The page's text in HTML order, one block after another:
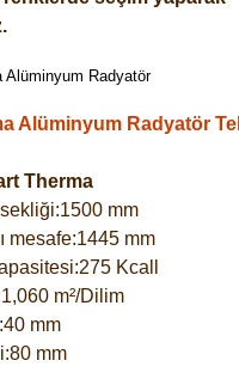
Alüminyum Radyatör
Therma
mm
mesafe:1445 mm
Kcall
m²/Dilim
mm
mm